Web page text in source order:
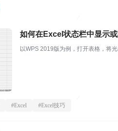
如何在Excel状态栏中显示
以WPS 2019版为例，打开表格，将
#Excel #Excel技巧